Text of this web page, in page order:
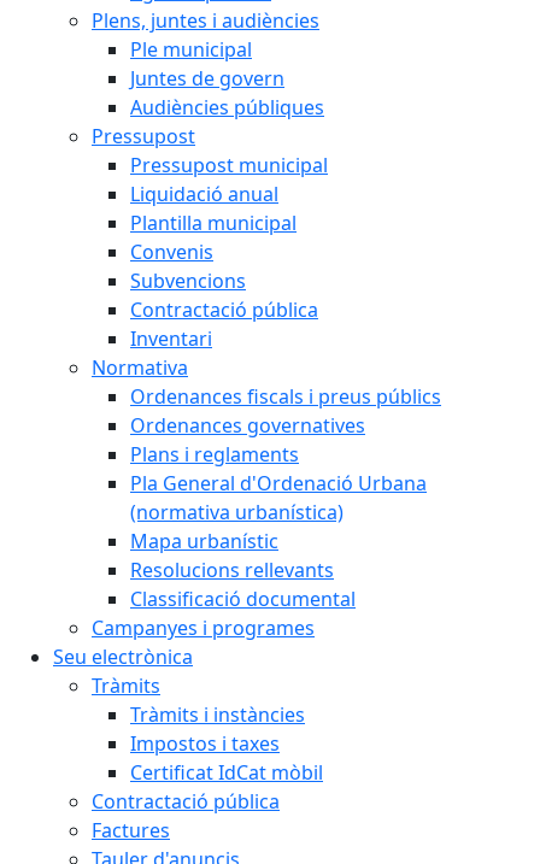
Plens, juntes i audiències
Ple municipal
Juntes de govern
Audiències públiques
Pressupost
Pressupost municipal
Liquidació anual
Plantilla municipal
Convenis
Subvencions
Contractació pública
Inventari
Normativa
Ordenances fiscals i preus públics
Ordenances governatives
Plans i reglaments
Pla General d'Ordenació Urbana
(normativa urbanística)
Mapa urbanístic
Resolucions rellevants
Classificació documental
Campanyes i programes
Seu electrònica
Tràmits
Tràmits i instàncies
Impostos i taxes
Certificat IdCat mòbil
Contractació pública
Factures